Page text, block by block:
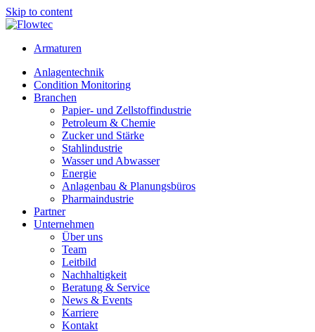
Skip to content
Armaturen
Anlagentechnik
Condition Monitoring
Branchen
Papier- und Zellstoffindustrie
Petroleum & Chemie
Zucker und Stärke
Stahlindustrie
Wasser und Abwasser
Energie
Anlagenbau & Planungsbüros
Pharmaindustrie
Partner
Unternehmen
Über uns
Team
Leitbild
Nachhaltigkeit
Beratung & Service
News & Events
Karriere
Kontakt